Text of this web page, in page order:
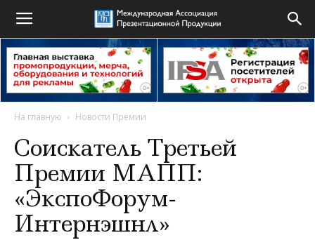
На главную Новости Премии
Соискатель Третьей
Премии МАПП:
«ЭкспоФорум-
Интернэшнл»